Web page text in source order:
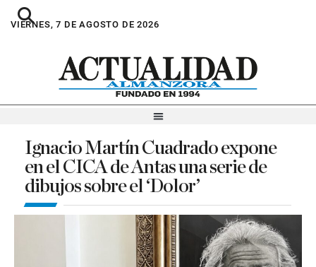
VIERNES, 7 DE AGOSTO DE 2026
Ignacio Martín Cuadrado expone
en el CICA de Antas una serie de
dibujos sobre el ‘Dolor’